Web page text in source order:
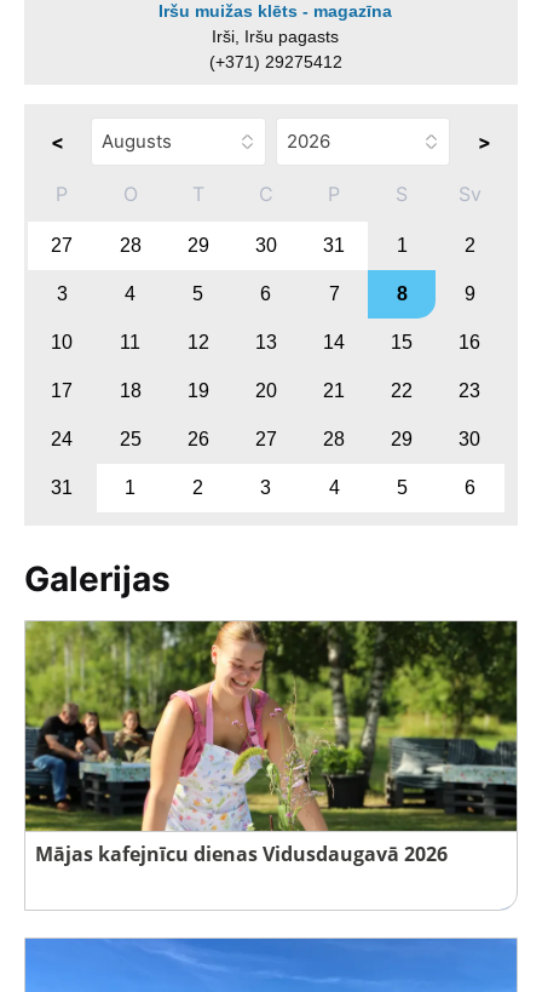
Iršu muižas klēts - magazīna
Irši, Iršu pagasts
(+371) 29275412
< >
P O T C P S Sv
27 28 29 30 31 1 2
3 4 5 6 7 8 9
10 11 12 13 14 15 16
17 18 19 20 21 22 23
24 25 26 27 28 29 30
31 1 2 3 4 5 6
Galerijas
Mājas kafejnīcu dienas Vidusdaugavā 2026